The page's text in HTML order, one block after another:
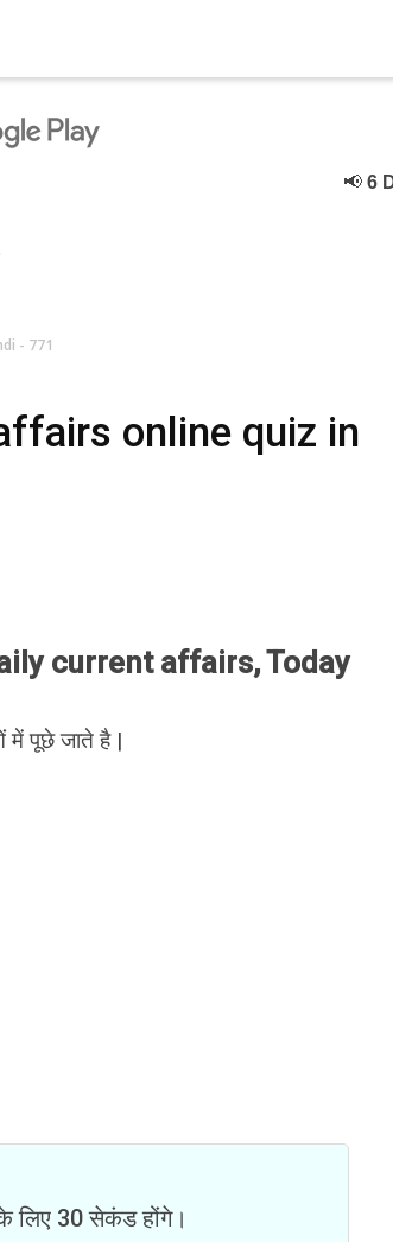
6
- 771
online quiz in
current affairs, Today
में पूछे जाते है |
लिए 30 सेकंड होंगे।